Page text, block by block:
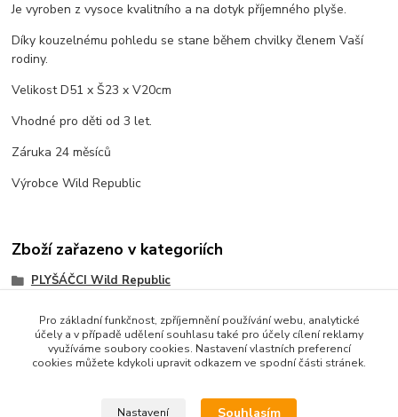
Je vyroben z vysoce kvalitního a na dotyk příjemného plyše.
Díky kouzelnému pohledu se stane během chvilky členem Vaší
rodiny.
Velikost D51 x Š23 x V20cm
Vhodné pro děti od 3 let.
Záruka 24 měsíců
Výrobce Wild Republic
Zboží zařazeno v kategoriích
PLYŠÁČCI Wild Republic
Pro základní funkčnost, zpříjemnění používání webu, analytické
účely a v případě udělení souhlasu také pro účely cílení reklamy
využíváme soubory cookies. Nastavení vlastních preferencí
cookies můžete kdykoli upravit odkazem ve spodní části stránek.
Nastavení Souhlasím